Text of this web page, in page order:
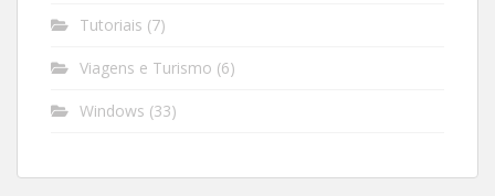
Tutoriais (7)
Viagens e Turismo (6)
Windows (33)